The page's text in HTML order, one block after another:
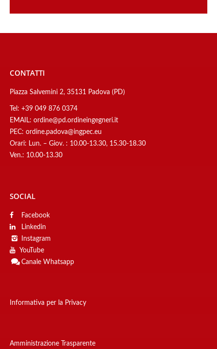
CONTATTI
Piazza Salvemini 2, 35131 Padova (PD)
Tel: +39 049 876 0374
EMAIL: ordine@pd.ordineingegneri.it
PEC: ordine.padova@ingpec.eu
Orari: Lun. – Giov. : 10.00-13.30, 15.30-18.30
Ven.: 10.00-13.30
SOCIAL
Facebook
Linkedin
Instagram
YouTube
Canale Whatsapp
Informativa per la Privacy
Amministrazione Trasparente